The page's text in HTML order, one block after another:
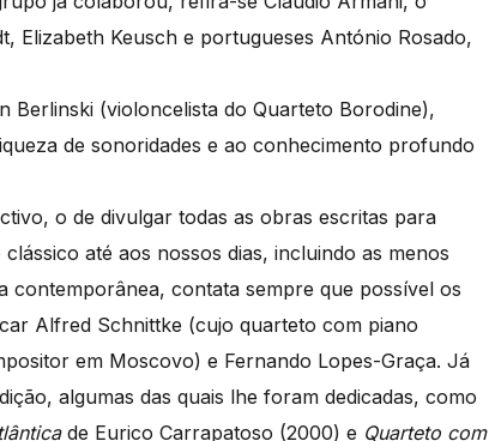
Elizabeth Keusch e portugueses António Rosado,
Berlinski (violoncelista do Quarteto Borodine),
de sonoridades e ao conhecimento profundo
o de divulgar todas as obras escritas para
até aos nossos dias, incluindo as menos
contemporânea, contata sempre que possível os
Alfred Schnittke (cujo quarteto com piano
em Moscovo) e Fernando Lopes-Graça. Já
algumas das quais lhe foram dedicadas, como
de Eurico Carrapatoso (2000) e Quarteto com